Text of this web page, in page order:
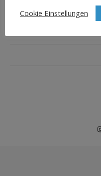
Cookie Einstellungen